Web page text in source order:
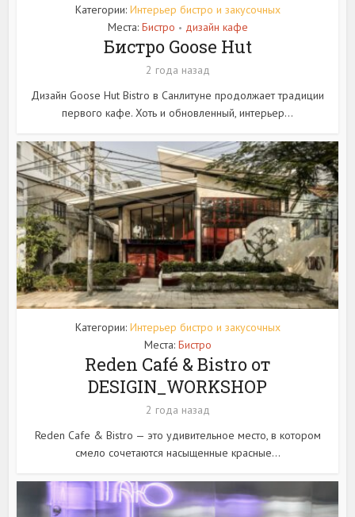
Категории: Интерьер бистро и закусочных
Места: Бистро • дизайн кафе
Бистро Goose Hut
2 года назад
Дизайн Goose Hut Bistro в Санлитуне продолжает традиции
первого кафе. Хоть и обновленный, интерьер...
Категории: Интерьер бистро и закусочных
Места: Бистро
Reden Café & Bistro от
DESIGIN_WORKSHOP
2 года назад
Reden Cafe & Bistro — это удивительное место, в котором
смело сочетаются насыщенные красные...